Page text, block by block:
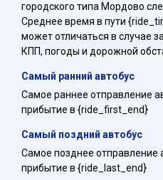
городского типа Мордово
Среднее время в пути
может отличаться в случае
КПП, погоды и дорожной
Самый ранний автобус
Самое раннее отправление
прибытие в {ride_first_end}
Самый поздний автобус
Самое позднее отправление
прибытие в {ride_last_end}